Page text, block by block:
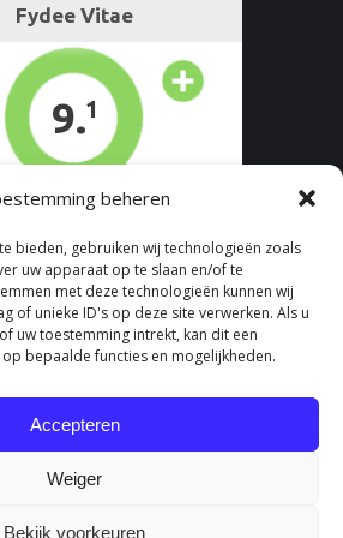
beheren
bieden, gebruiken wij technologieën zoals
uw apparaat op te slaan en/of te
met deze technologieën kunnen wij
of unieke ID's op deze site verwerken. Als u
uw toestemming intrekt, kan dit een
bepaalde functies en mogelijkheden.
Accepteren
Weiger
Bekijk voorkeuren